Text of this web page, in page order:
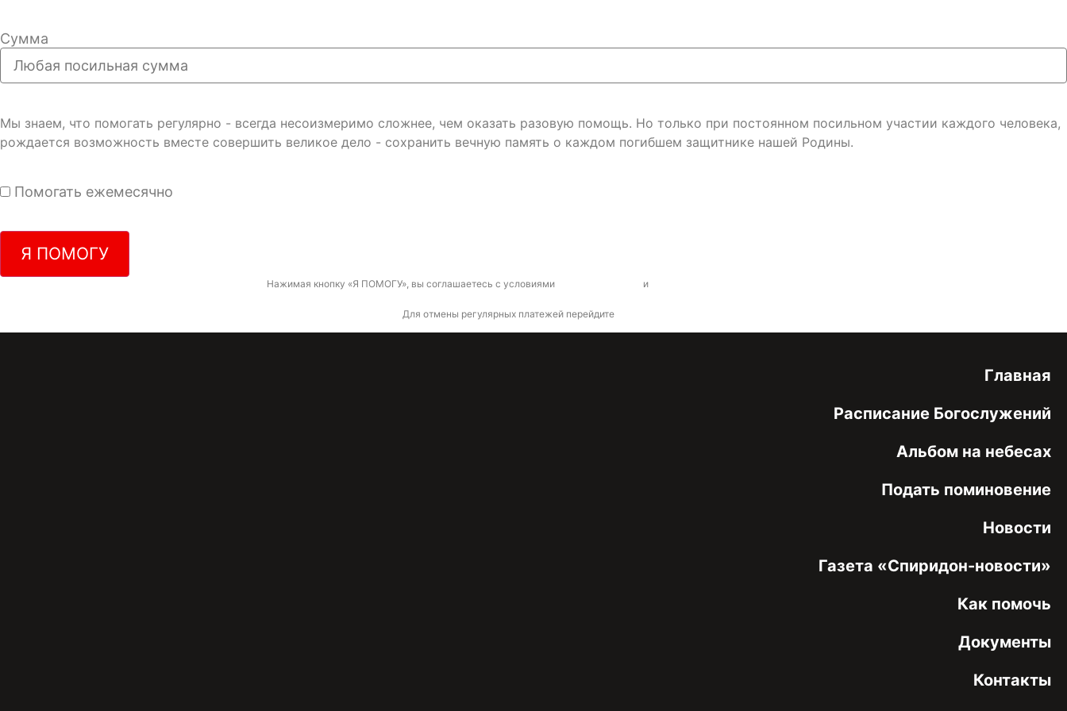
Сумма
Мы знаем, что помогать регулярно - всегда несоизмеримо сложнее, чем оказать разовую помощь. Но только при постоянном посильном участии каждого человека,
рождается возможность вместе совершить великое дело - сохранить вечную память о каждом погибшем защитнике нашей Родины.
Помогать ежемесячно
Я ПОМОГУ
Нажимая кнопку «Я ПОМОГУ», вы соглашаетесь с условиями и
Для отмены регулярных платежей перейдите
Главная
Расписание Богослужений
Альбом на небесах
Подать поминовение
Новости
Газета «Спиридон-новости»
Как помочь
Документы
Контакты